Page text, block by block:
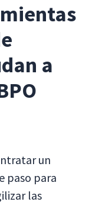
a
un
paso para
las